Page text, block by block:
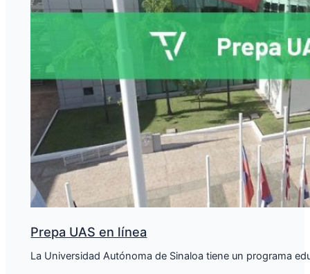
Prepa UAS en línea
La Universidad Autónoma de Sinaloa tiene un programa